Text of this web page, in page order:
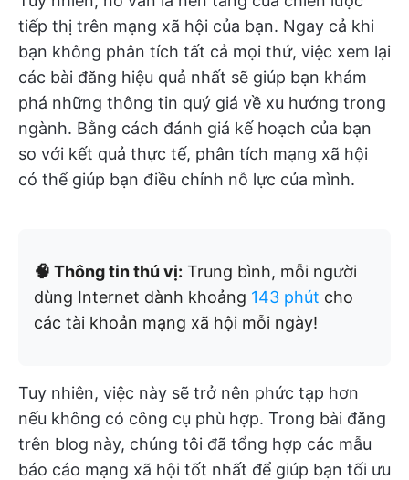
tiếp thị trên mạng xã hội của bạn. Ngay cả khi
bạn không phân tích tất cả mọi thứ, việc xem lại
các bài đăng hiệu quả nhất sẽ giúp bạn khám
phá những thông tin quý giá về xu hướng trong
ngành. Bằng cách đánh giá kế hoạch của bạn
so với kết quả thực tế, phân tích mạng xã hội
có thể giúp bạn điều chỉnh nỗ lực của mình.
🧠 Thông tin thú vị: Trung bình, mỗi người
dùng Internet dành khoảng 143 phút cho
các tài khoản mạng xã hội mỗi ngày!
Tuy nhiên, việc này sẽ trở nên phức tạp hơn
nếu không có công cụ phù hợp. Trong bài đăng
trên blog này, chúng tôi đã tổng hợp các mẫu
báo cáo mạng xã hội tốt nhất để giúp bạn tối ưu